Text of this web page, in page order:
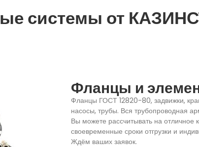
системы от
Фланцы и
Фланцы ГОСТ 12820-80, задвижки,
насосы, трубы. Вся трубопроводная
Вы можете рассчитывать на отличное
своевременные сроки отгрузки и
Ждём ваших заявок.